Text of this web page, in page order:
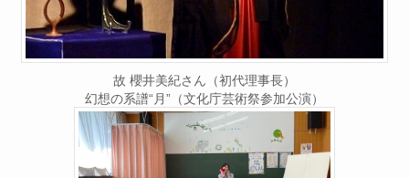
故 櫻井美紀さん（初代理事長）
幻想の系譜“月”（文化庁芸術祭参加公演）